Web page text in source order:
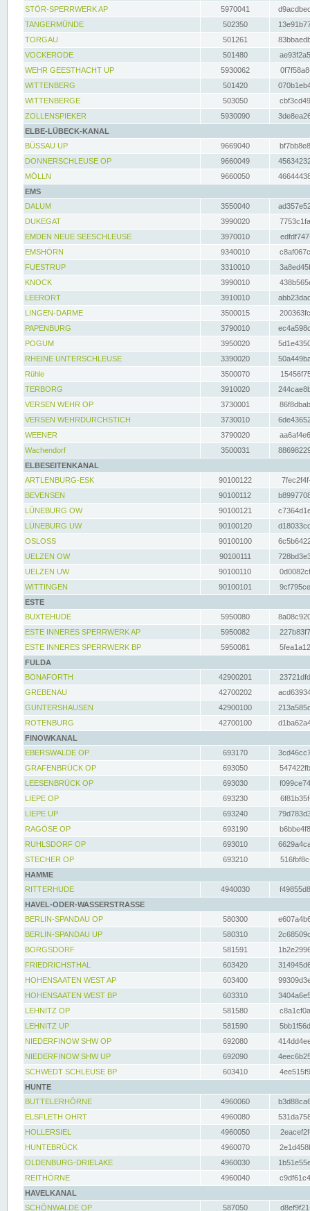
STÖR-SPERRWERK AP 5970041
TANGERMÜNDE
502350
TORGAU
501261
VOCKERODE
501480
WEHR GEESTHACHT UP
5930062
WITTENBERG
501420
WITTENBERGE
503050
ZOLLENSPIEKER
5930090
ELBE-LÜBECK-KANAL
BÜSSAU UP
9669040
DONNERSCHLEUSE OP
9660049
MÖLLN
9660050
EMS
DALUM
3550040
DUKEGAT
3990020
EMDEN NEUE SEESCHLEUSE
3970010
EMSHÖRN
9340010
FUESTRUP
3310010
KNOCK
3990010
LEERORT
3910010
LINGEN-DARME
3500015
PAPENBURG
3790010
POGUM
3950020
RHEINE UNTERSCHLEUSE
3390020
Rühle
3500070
TERBORG
3910020
VERSEN WEHR OP
3730001
VERSEN WEHRDURCHSTICH
3730010
WEENER
3790020
Wachendorf
3500031
ELBESEITENKANAL
ARTLENBURG-ESK
90100122
BEVENSEN
90100112
LÜNEBURG OW
90100121
LÜNEBURG UW
90100120
OSLOSS
90100100
UELZEN OW
90100111
UELZEN UW
90100110
WITTINGEN
90100101
ESTE
BUXTEHUDE
5950080
ESTE INNERES SPERRWERK AP
5950082
ESTE INNERES SPERRWERK BP
5950081
FULDA
BONAFORTH
42900201
GREBENAU
42700202
GUNTERSHAUSEN
42900100
ROTENBURG
42700100
FINOWKANAL
EBERSWALDE OP
693170
GRAFENBRÜCK OP
693050
LEESENBRÜCK OP
693030
LIEPE OP
693230
LIEPE UP
693240
RAGÖSE OP
693190
RUHLSDORF OP
693010
STECHER OP
693210
HAMME
RITTERHUDE
4940030
HAVEL-ODER-WASSERSTRASSE
BERLIN-SPANDAU OP
580300
BERLIN-SPANDAU UP
580310
BORGSDORF
581591
FRIEDRICHSTHAL
603420
HOHENSAATEN WEST AP
603400
HOHENSAATEN WEST BP
603310
LEHNITZ OP
581580
LEHNITZ UP
581590
NIEDERFINOW SHW OP
692080
NIEDERFINOW SHW UP
692090
SCHWEDT SCHLEUSE BP
603410
HUNTE
BUTTELERHÖRNE
4960060
ELSFLETH OHRT
4960080
HOLLERSIEL
4960050
HUNTEBRÜCK
4960070
OLDENBURG-DRIELAKE
4960030
REITHÖRNE
4960040
HAVELKANAL
SCHÖNWALDE OP
587050